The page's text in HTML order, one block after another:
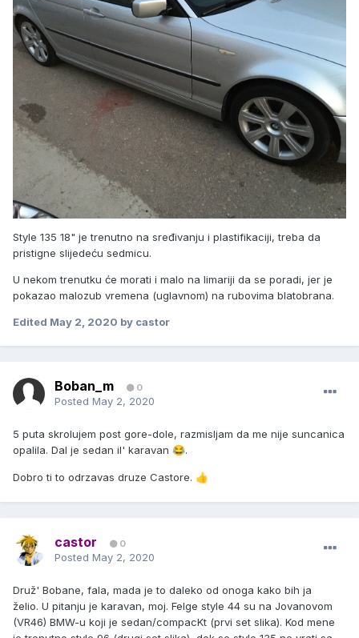
Style 135 18" je trenutno na sređivanju i plastifikaciji, treba da
pristigne slijedeću sedmicu.
U nekom trenutku će morati i malo na limariji da se poradi, jer je
pokazao malozub vremena (uglavnom) na rubovima blatobrana.
Edited May 2, 2020 by castor
Boban_m 0
Posted May 2, 2020
5 puta skrolujem post gore-dole, razmisljam da me nije suncanica
opalila. Dal je sedan il' karavan 😂.
Dobro ti to odrzavas druze Castore. 👍
castor 0
Posted May 2, 2020
Druž' Bobane, fala, mada je to daleko od onoga kako bih ja
želio. U pitanju je karavan, moj. Felge style 44 su na Jovanovom
(VR46) BMW-u koji je sedan/compacKt (prvi set slika). Kod mene